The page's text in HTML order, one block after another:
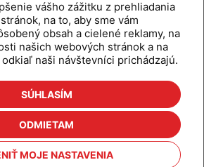
vášho zážitku z prehliadania
na to, aby sme vám
obsah a cielené reklamy, na
našich webových stránok a na
naši návštevníci prichádzajú.
SÚHLASÍM
ODMIETAM
MOJE NASTAVENIA
Produkty
Odber šikovné tipy
Cenníky
Referencie
Kontakt